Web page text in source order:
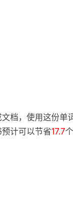
档，使用这份单
计可以节省17.7